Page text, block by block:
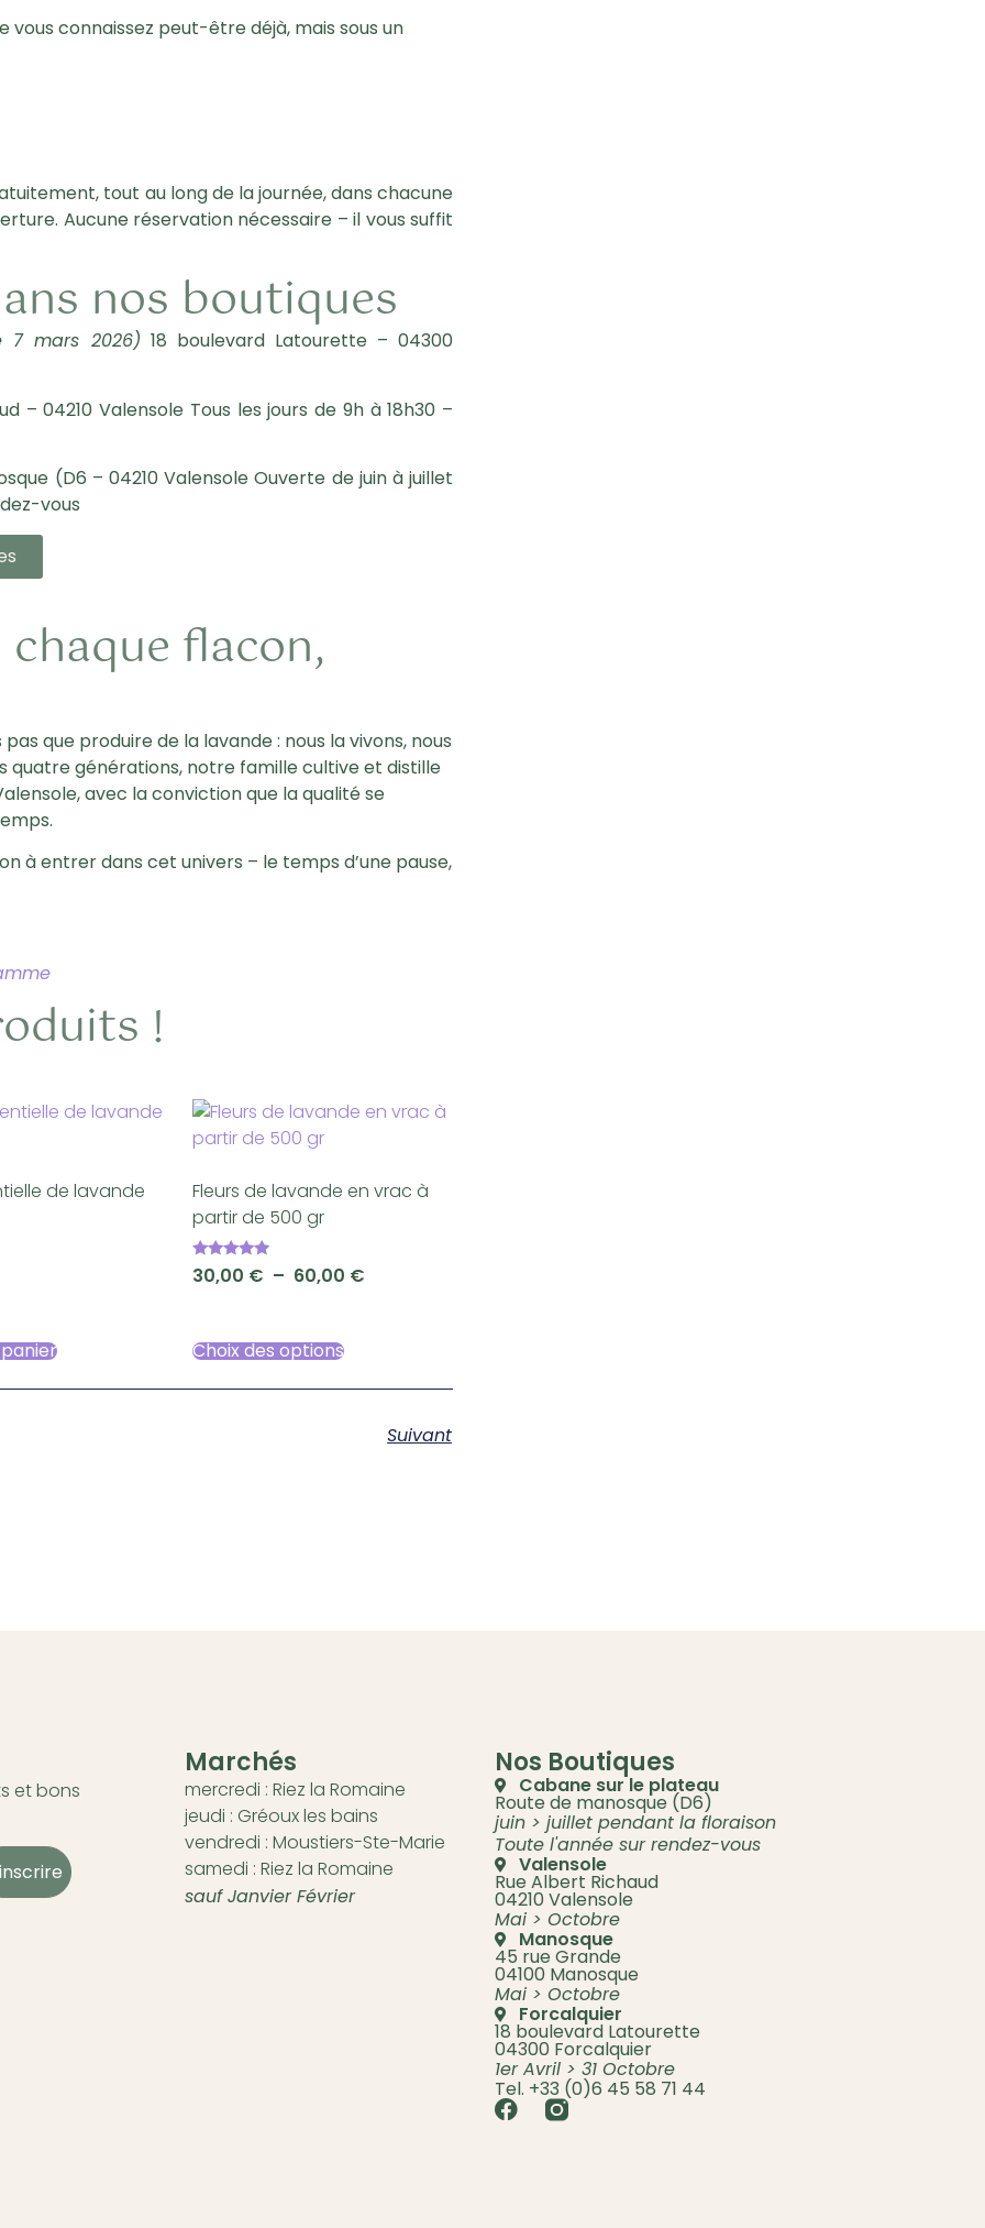
connaissez peut-être déjà, mais sous un
, tout au long de la journée, dans chacune
Aucune réservation nécessaire – il vous suffit
nos boutiques
7 mars 2026) 18 boulevard Latourette – 04300
– 04210 Valensole Tous les jours de 9h à 18h30 –
(D6 – 04210 Valensole Ouverte de juin à juillet
vous
flacon,
que produire de la lavande : nous la vivons, nous
quatre générations, notre famille cultive et distille
avec la conviction que la qualité se
à entrer dans cet univers – le temps d’une pause,
!
de lavande
Fleurs de lavande en vrac à
partir de 500 gr
Note
5.00
30,00 € – 60,00 €
Choix des options
Suivant
et bons
Marchés
mercredi : Riez la Romaine
jeudi : Gréoux les bains
vendredi : Moustiers-Ste-Marie
samedi : Riez la Romaine
sauf Janvier Février
Nos Boutiques
Cabane sur le plateau
Route de manosque (D6)
juin > juillet pendant la floraison
Toute l'année sur rendez-vous
Valensole
Rue Albert Richaud
04210 Valensole
Mai > Octobre
Manosque
45 rue Grande
04100 Manosque
Mai > Octobre
Forcalquier
18 boulevard Latourette
04300 Forcalquier
1er Avril > 31 Octobre
Tel. +33 (0)6 45 58 71 44